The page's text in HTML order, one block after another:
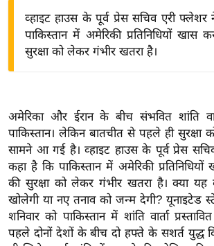
ग
त
वि
शे
ष
ज्ञ
रा
व्हाइट हाउस के पूर्व प्रेस सचिव एरी
पाकिस्तान में अमेरिकी प्रतिनिधियों
सुरक्षा को लेकर गंभीर खतरा है।
अमेरिका और ईरान के बीच संभवित शांति
पाकिस्तान। लेकिन बातचीत से पहले ही सुरक्षा
सामने आ गई है। व्हाइट हाउस के पूर्व प्रेस
कहा है कि पाकिस्तान में अमेरिकी
की सुरक्षा को लेकर गंभीर खतरा है। क्या यह
खोलेगी या नए तनाव को जन्म देगी? यूनाइटेड
शनिवार को पाकिस्तान में शांति वार्ता
पहले दोनों देशों के बीच दो हफ्ते के सशर्त युद्ध